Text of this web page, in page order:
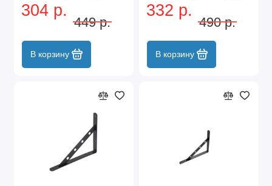
304 р.
449 р.
В корзину
332 р.
490 р.
В корзину